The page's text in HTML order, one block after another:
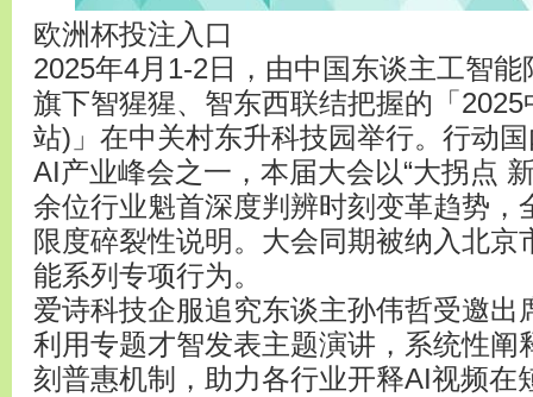
欧洲杯投注入口
2025年4月1-2日，由中国东谈主工智
旗下智猩猩、智东西联结把握的「
站)」在中关村东升科技园举行。行动
AI产业峰会之一，本届大会以“大拐点
余位行业魁首深度判辨时刻变革趋势，
限度碎裂性说明。大会同期被纳入北京
能系列专项行为。
爱诗科技企服追究东谈主孙伟哲受邀出
利用专题才智发表主题演讲，系统性阐
刻普惠机制，助力各行业开释AI视频在